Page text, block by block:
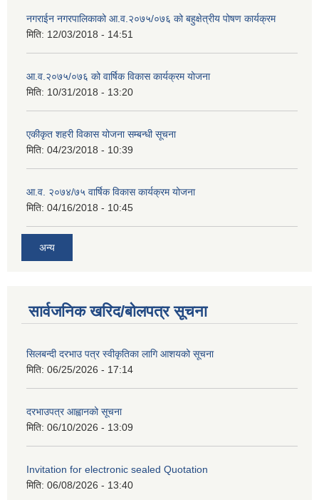
नगराईन नगरपालिकाको आ.व.२०७५/०७६ को बहुक्षेत्रीय पोषण कार्यक्रम
मिति: 12/03/2018 - 14:51
आ.व.२०७५/०७६ को वार्षिक विकास कार्यक्रम योजना
मिति: 10/31/2018 - 13:20
एकीकृत शहरी विकास योजना सम्बन्धी सूचना
मिति: 04/23/2018 - 10:39
आ.व. २०७४/७५ वार्षिक विकास कार्यक्रम योजना
मिति: 04/16/2018 - 10:45
अन्य
सार्वजनिक खरिद/बोलपत्र सूचना
सिलबन्दी दरभाउ पत्र स्वीकृतिका लागि आशयको सूचना
मिति: 06/25/2026 - 17:14
दरभाउपत्र आह्वानको सूचना
मिति: 06/10/2026 - 13:09
Invitation for electronic sealed Quotation
मिति: 06/08/2026 - 13:40